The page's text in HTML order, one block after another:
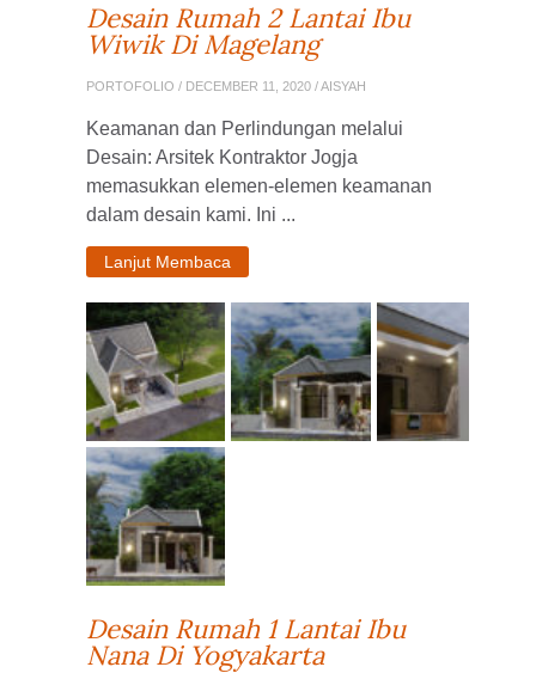
Desain Rumah 2 Lantai Ibu
Wiwik Di Magelang
PORTOFOLIO / DECEMBER 11, 2020 / AISYAH
Keamanan dan Perlindungan melalui
Desain: Arsitek Kontraktor Jogja
memasukkan elemen-elemen keamanan
dalam desain kami. Ini ...
Lanjut Membaca
Desain Rumah 1 Lantai Ibu
Nana Di Yogyakarta